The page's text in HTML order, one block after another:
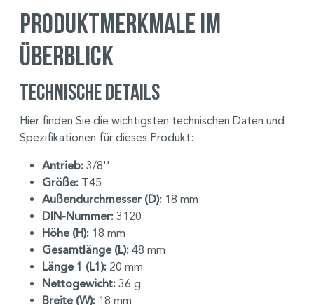
Produktmerkmale im
Überblick
Technische Details
Hier finden Sie die wichtigsten technischen Daten und
Spezifikationen für dieses Produkt:
Antrieb: 3/8''
Größe: T45
Außendurchmesser (D): 18 mm
DIN-Nummer: 3120
Höhe (H): 18 mm
Gesamtlänge (L): 48 mm
Länge 1 (L1): 20 mm
Nettogewicht: 36 g
Breite (W): 18 mm